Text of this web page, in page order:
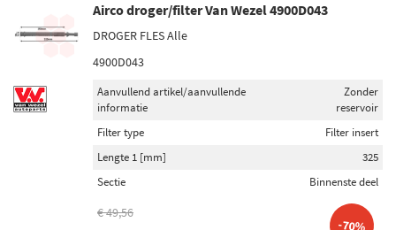
Airco droger/filter Van Wezel 4900D043
DROGER FLES Alle
4900D043
Aanvullend artikel/aanvullende
informatie
Zonder
reservoir
Filter type
Filter insert
Lengte 1 [mm]
325
Sectie
Binnenste deel
€ 49,56
-70%